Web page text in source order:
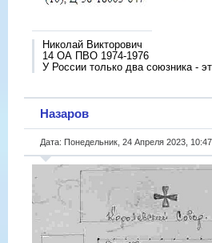
Николай Викторович
14 ОА ПВО 1974-1976
У России только два союзника -
Назаров
Дата: Понедельник, 24 Апреля 2023,